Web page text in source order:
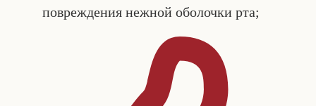
повреждения нежной оболочки рта;